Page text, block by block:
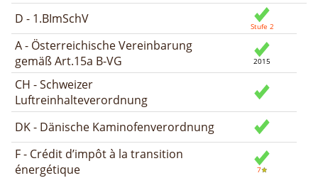
D - 1.BImSchV
A - Österreichische Vereinbarung
gemäß Art.15a B-VG
CH - Schweizer
Luftreinhalteverordnung
DK - Dänische Kaminofenverordnung
F - Crédit d’impôt à la transition
énergétique